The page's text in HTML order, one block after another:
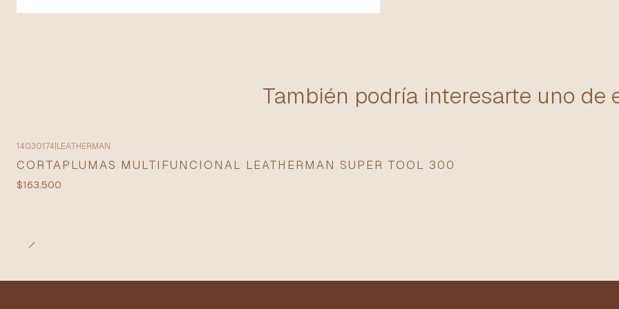
También podría interesarte uno de
14030174 LEATHERMAN
CORTAPLUMAS MULTIFUNCIONAL LEATHERMAN SUPER TOOL 300
$163.500